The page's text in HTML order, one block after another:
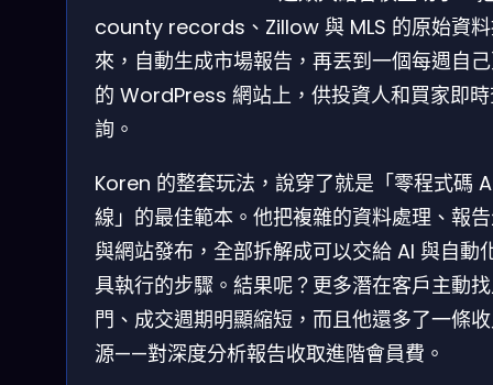
county records、Zillow 與 MLS 的原始資
來，自動生成市場報告，再丟到一個每週自
的 WordPress 網站上，供投資人和買家即
詢。
Koren 的整套玩法，說穿了就是「零程式碼
線」的最佳範本。他把複雜的資料處理、報
與網站發布，全部拆解成可以交給 AI 與自動
具執行的步驟。結果呢？更多潛在客戶主動
門、成交週期明顯縮短，而且他還多了一條
源——對深度分析報告收取進階會員費。